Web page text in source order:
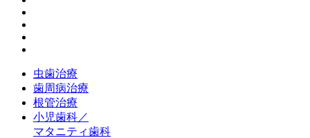
虫歯治療
歯周病治療
根管治療
小児歯科／
マタニティ歯科